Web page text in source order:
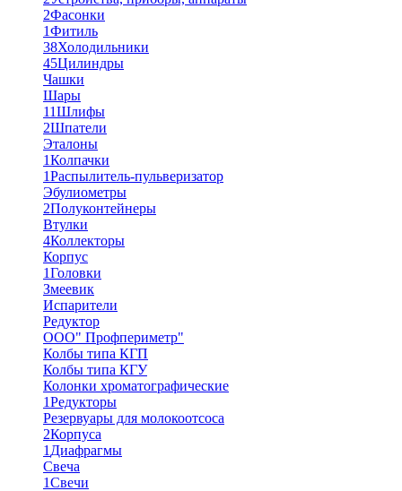
2Фасонки
1Фитиль
38Холодильники
45Цилиндры
Чашки
Шары
11Шлифы
2Шпатели
Эталоны
1Колпачки
1Распылитель-пульверизатор
Эбулиометры
2Полуконтейнеры
Втулки
4Коллекторы
Корпус
1Головки
Змеевик
Испарители
Редуктор
ООО" Профпериметр"
Колбы типа КГП
Колбы типа КГУ
Колонки хроматографические
1Редукторы
Резервуары для молокоотсоса
2Корпуса
1 Диафрагмы
Свеча
1Свечи